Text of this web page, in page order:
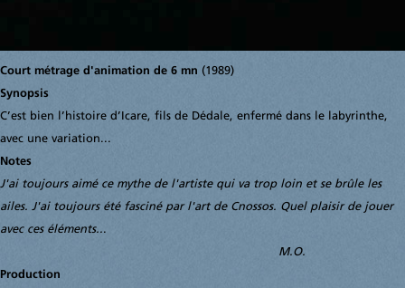
Court métrage d'animation de 6 mn (1989)
Synopsis
C’est bien l’histoire d’Icare, fils de Dédale, enfermé dans le labyrinthe,
avec une variation...
Notes
J'ai toujours aimé ce mythe de l'artiste qui va trop loin et se brûle les
ailes. J'ai toujours été fasciné par l'art de Cnossos. Quel plaisir de jouer
avec ces éléments...
M.O.
Production